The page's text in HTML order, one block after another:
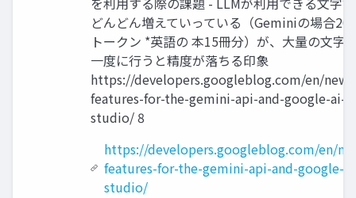
どんどん増えていっている（Geminiの場合
トークン *英語の 本15冊分）が、⼤量の⽂字
⼀度に⾏うと精度が落ちる印象
https://developers.googleblog.com/en/new-
features-for-the-gemini-api-and-google-ai-
studio/ 8
https://developers.googleblog.com/en/
features-for-the-gemini-api-and-google-
studio/